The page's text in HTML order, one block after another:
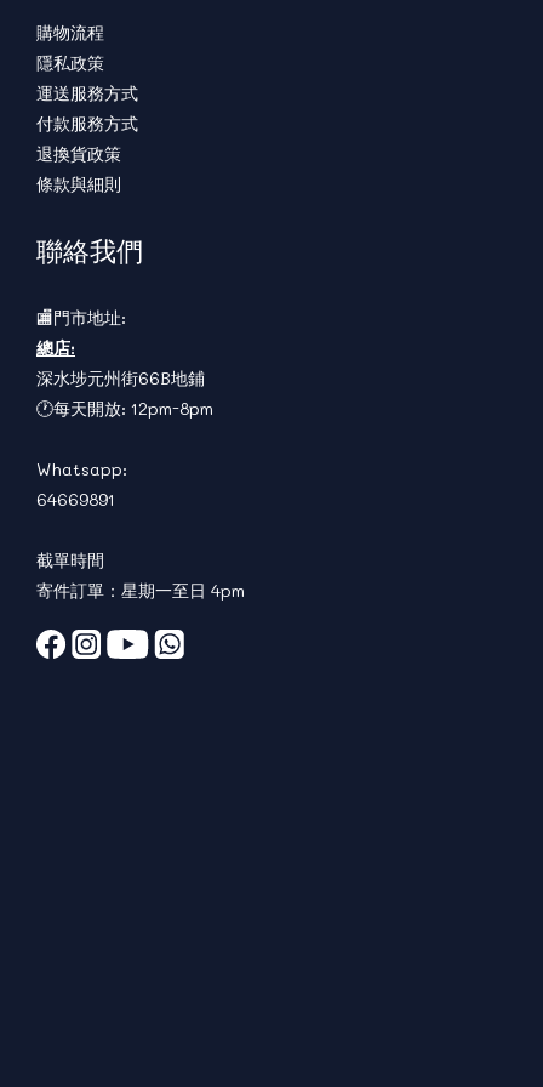
購物流程
隱私政策
運送服務方式
付款服務方式
退換貨政策
條款與細則
聯絡我們
🏬門市地址:
總店:
深水埗元州街66B地鋪
🕐每天開放: 12pm-8pm
Whatsapp:
64669891
截單時間
寄件訂單：星期一至日 4pm